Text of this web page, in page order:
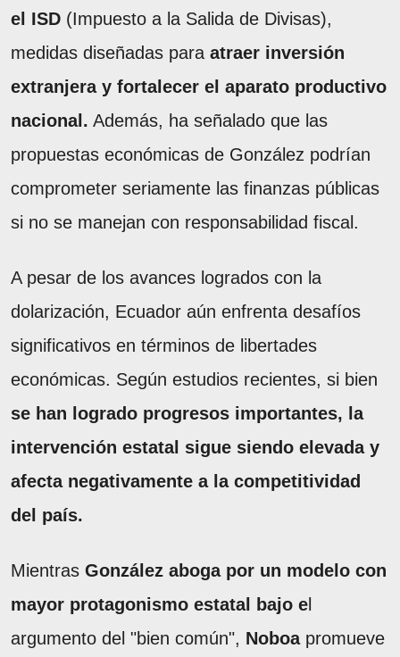
el ISD (Impuesto a la Salida de Divisas),
medidas diseñadas para atraer inversión
extranjera y fortalecer el aparato productivo
nacional. Además, ha señalado que las
propuestas económicas de González podrían
comprometer seriamente las finanzas públicas
si no se manejan con responsabilidad fiscal.
A pesar de los avances logrados con la
dolarización, Ecuador aún enfrenta desafíos
significativos en términos de libertades
económicas. Según estudios recientes, si bien
se han logrado progresos importantes, la
intervención estatal sigue siendo elevada y
afecta negativamente a la competitividad
del país.
Mientras González aboga por un modelo con
mayor protagonismo estatal bajo e
argumento del "bien común", Noboapromueve